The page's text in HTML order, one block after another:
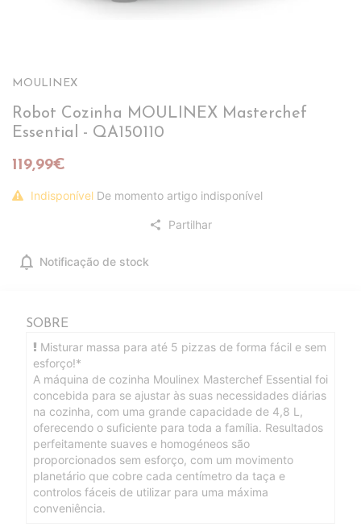
MOULINEX
Robot Cozinha MOULINEX Masterchef
Essential - QA150110
119,99€
Indisponível De momento artigo indisponível
share Partilhar
notifications Notificação de stock
SOBRE
Misturar massa para até 5 pizzas de forma fácil e sem
esforço!*
A máquina de cozinha Moulinex Masterchef Essential foi
concebida para se ajustar às suas necessidades diárias
na cozinha, com uma grande capacidade de 4,8 L,
oferecendo o suficiente para toda a família. Resultados
perfeitamente suaves e homogéneos são
proporcionados sem esforço, com um movimento
planetário que cobre cada centímetro da taça e
controlos fáceis de utilizar para uma máxima
conveniência.